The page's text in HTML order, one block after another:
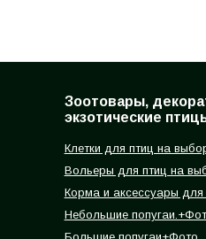
Зоотовары,
экзотические
Клетки для птиц на
Вольеры для птиц на
Корма и аксессуары для
Небольшие